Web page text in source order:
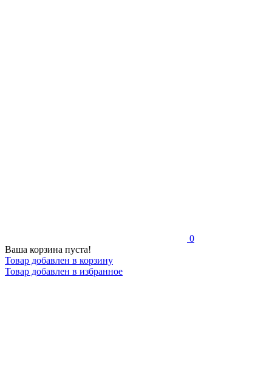
0
Ваша корзина пуста!
Товар добавлен в корзину
Товар добавлен в избранное